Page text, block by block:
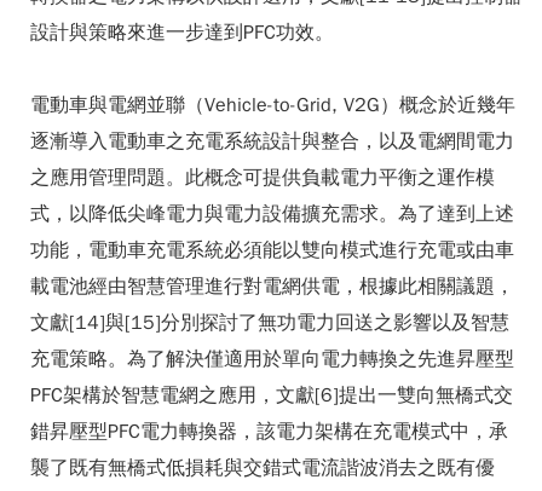
設計與策略來進一步達到PFC功效。
電動車與電網並聯（Vehicle-to-Grid, V2G）概念於近幾年
逐漸導入電動車之充電系統設計與整合，以及電網間電力
之應用管理問題。此概念可提供負載電力平衡之運作模
式，以降低尖峰電力與電力設備擴充需求。為了達到上述
功能，電動車充電系統必須能以雙向模式進行充電或由車
載電池經由智慧管理進行對電網供電，根據此相關議題，
文獻[14]與[15]分別探討了無功電力回送之影響以及智慧
充電策略。為了解決僅適用於單向電力轉換之先進昇壓型
PFC架構於智慧電網之應用，文獻[6]提出一雙向無橋式交
錯昇壓型PFC電力轉換器，該電力架構在充電模式中，承
襲了既有無橋式低損耗與交錯式電流諧波消去之既有優